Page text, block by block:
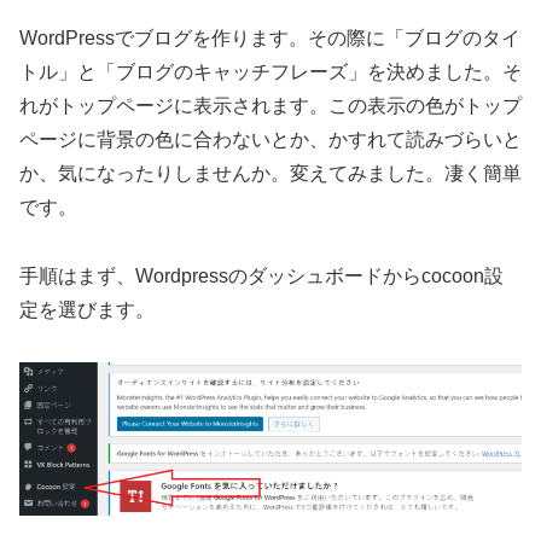
WordPressでブログを作ります。その際に「ブログのタイ
トル」と「ブログのキャッチフレーズ」を決めました。そ
れがトップページに表示されます。この表示の色がトップ
ページに背景の色に合わないとか、かすれて読みづらいと
か、気になったりしませんか。変えてみました。凄く簡単
です。
手順はまず、Wordpressのダッシュボードからcocoon設
定を選びます。